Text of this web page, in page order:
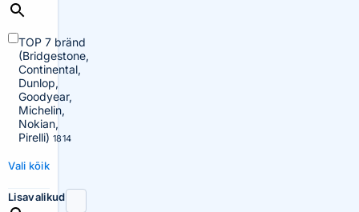
TOP 7 bränd
(Bridgestone,
Continental,
Dunlop,
Goodyear,
Michelin,
Nokian,
Pirelli) 1814
Vali kõik
Lisavalikud